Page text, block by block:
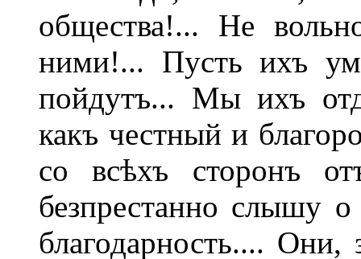
общества!... Не
ними!... Пусть ихъ
пойдутъ... Мы ихъ
какъ честный и
со всѣхъ сторонъ
безпрестанно слышу
благодарность....